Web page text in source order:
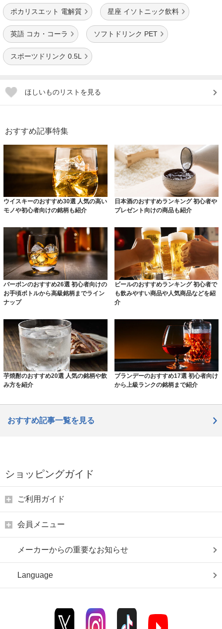
ポカリスエット 電解質 星座 イソトニック飲料
英語 コカ・コーラ ソフトドリンク PET
スポーツドリンク 0.5L
ほしいものリストを見る
おすすめ記事特集
ウイスキーのおすすめ30選 人気の高い
モノや初心者向けの銘柄も紹介
日本酒のおすすめランキング 初心者や
プレゼント向けの商品も紹介
バーボンのおすすめ26選 初心者向けの
お手頃ボトルから高級銘柄までライン
ナップ
ビールのおすすめランキング 初心者で
も飲みやすい商品や人気商品などを紹
介
芋焼酎のおすすめ20選 人気の銘柄や飲
み方を紹介
ブランデーのおすすめ17選 初心者向け
から上級ランクの銘柄まで紹介
おすすめ記事一覧を見る
ショッピングガイド
ご利用ガイド
会員メニュー
メーカーからの重要なお知らせ
Language